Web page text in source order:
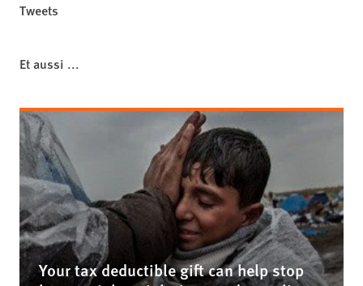
Tweets
Et aussi ...
Your tax deductible gift can help stop